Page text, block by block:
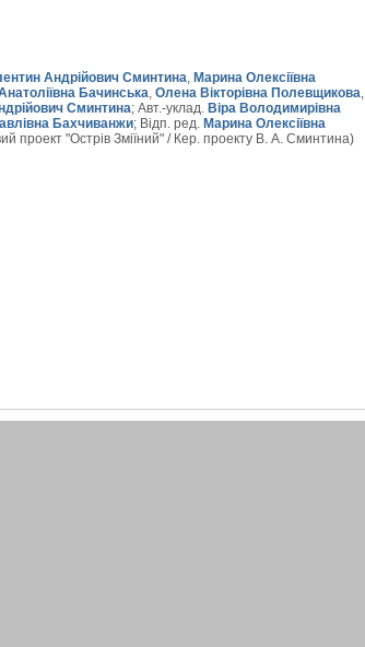
Андрійович Сминтина, Марина Олексіївна
Бачинська, Олена Вікторівна Полевщикова,
Сминтина; Авт.-уклад. Віра Володимирівна
Бахчиванжи; Відп. ред. Марина Олексіївна
проект "Острів Зміїний" / Кер. проекту В. А. Сминтина)